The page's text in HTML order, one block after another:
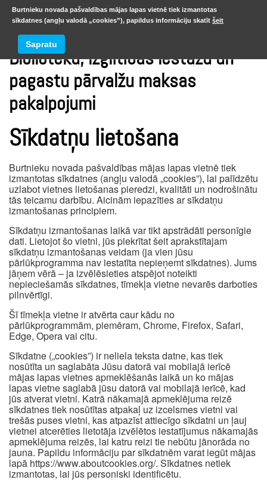
Bibliotēku, izglītības iestāžu un
pagastu pārvalžu maksas
pakalpojumi
Sīkdatņu lietošana
Burtnieku novada pašvaldības mājas lapas vietnē tiek
izmantotas sīkdatnes (angļu valodā „cookies”), lai palīdzētu
uzlabot vietnes lietošanas pieredzi, kvalitāti un nodrošinātu
tās teicamu darbību. Aicinām iepazīties ar sīkdatņu
izmantošanas principiem.
Sīkdatņu izmantošanas laikā var tikt apstrādāti personīgie
dati. Lietojot šo vietni, jūs piekrītat šeit aprakstītajam
sīkdatņu izmantošanas veidam (ja vien jūsu
pārlūkprogramma nav iestatīta nepieņemt sīkdatnes). Jums
jāņem vērā – ja izvēlēsieties atspējot noteikti
nepieciešamās sīkdatnes, tīmekļa vietne nevarēs darboties
pilnvērtīgi.
Šī tīmekļa vietne ir atvērta caur kādu no
pārlūkprogrammām, piemēram, Chrome, Firefox, Safari,
Edge, Opera vai citu.
Sīkdatne („cookies”) ir neliela teksta datne, kas tiek
nosūtīta un saglabāta Jūsu datorā vai mobilajā ierīcē
mājas lapas vietnes apmeklēšanās laikā un ko mājas
lapas vietne saglabā jūsu datorā vai mobilajā ierīcē, kad
jūs atverat vietni. Katrā nākamajā apmeklējuma reizē
sīkdatnes tiek nosūtītas atpakaļ uz izcelsmes vietni vai
trešās puses vietni, kas atpazīst attiecīgo sīkdatni un ļauj
vietnei atcerēties lietotāja izvēlētos iestatījumus nākamajās
apmeklējuma reizēs, lai katru reizi tie nebūtu jānorāda no
jauna. Papildu informāciju par sīkdatnēm varat iegūt mājas
lapā https://www.aboutcookies.org/. Sīkdatnes netiek
izmantotas, lai jūs personiski identificētu.
Burtnieku novada pašvaldības mājas lapas vietnē tiek izmantotas
sīkdatnes (angļu valodā „cookies”), papildus informāciju skatīt šeit
Sapratu